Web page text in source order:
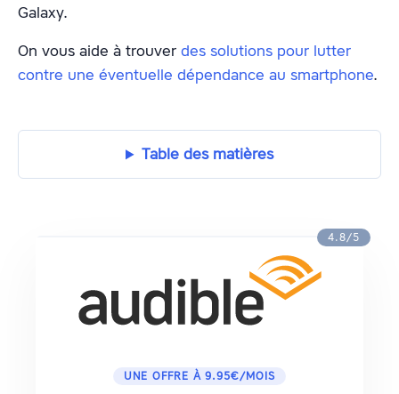
Galaxy.
On vous aide à trouver des solutions pour lutter
contre une éventuelle dépendance au smartphone.
Table des matières
4.8/5
UNE OFFRE À 9.95€/MOIS